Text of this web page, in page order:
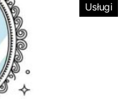
Usługi